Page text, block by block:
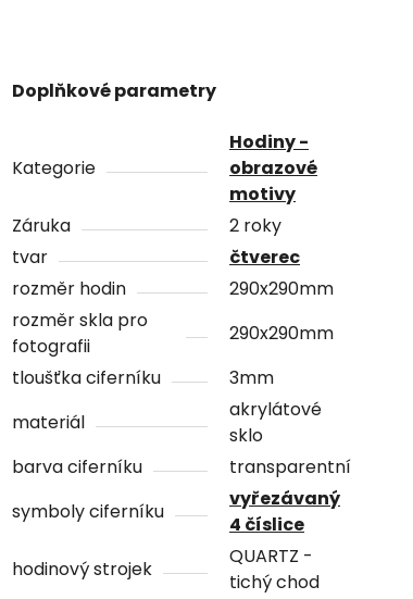
Doplňkové parametry
Kategorie
Hodiny -
obrazové
motivy
Záruka
2 roky
tvar
čtverec
rozměr hodin
290x290mm
rozměr skla pro
fotografii
290x290mm
tloušťka ciferníku
3mm
materiál
akrylátové
sklo
barva ciferníku
transparentní
symboly ciferníku
vyřezávaný
4 číslice
hodinový strojek
QUARTZ -
tichý chod